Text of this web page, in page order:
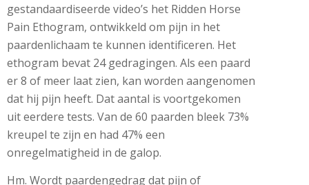
gestandaardiseerde video’s het Ridden Horse
Pain Ethogram, ontwikkeld om pijn in het
paardenlichaam te kunnen identificeren. Het
ethogram bevat 24 gedragingen. Als een paard
er 8 of meer laat zien, kan worden aangenomen
dat hij pijn heeft. Dat aantal is voortgekomen
uit eerdere tests. Van de 60 paarden bleek 73%
kreupel te zijn en had 47% een
onregelmatigheid in de galop.
Hm. Wordt paardengedrag dat pijn of